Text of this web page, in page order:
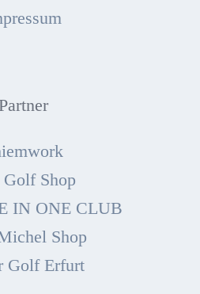
Golf Shop
IN ONE CLUB
Shop
Golf Erfurt